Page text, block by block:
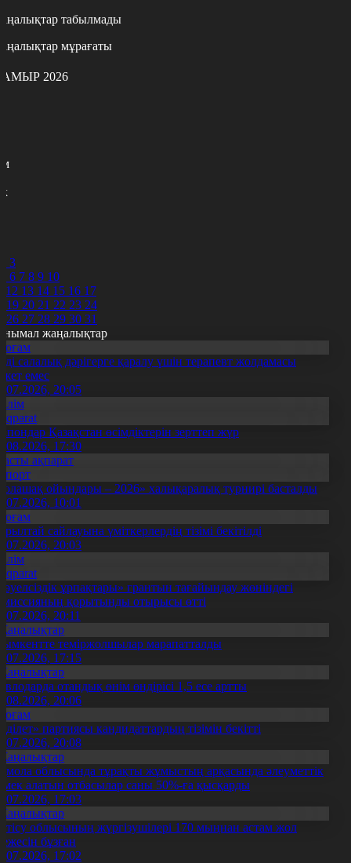
табылмады
мұрағаты
2026
3
6 7 8 9 10
12 13 14 15 16 17
19 20 21 22 23 24
26 27 28 29 30 31
жаңалықтар
салалық дәрігерге қаралу үшін терапевт жолдамасы
емес
20:05
Қазақстан өсімдіктерін зерттеп жүр
17:30
ақпарат
ойындары – 2026» халықаралық турнирі басталды
10:01
сайлауына үміткерлердің тізімі бекітілді
20:03
ұрпақтары» грантын тағайындау жөніндегі
қорытынды отырысы өтті
20:11
теміржолшылар марапатталды
17:15
отандық өнім өндірісі 1,5 есе артты
20:06
партиясы кандидаттардың тізімін бекітті
20:08
облысында тұрақты жұмыстың арқасында әлеуметтік
алатын отбасылар саны 50%-ға қысқарды
17:03
облысының жүргізушілері 170 мыңнан астам жол
бұзған
17:02